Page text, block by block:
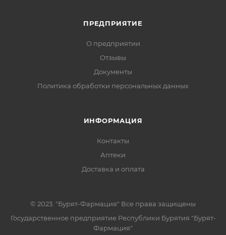
ПРЕДПРИЯТИЕ
О предприятии
Отзывы
Документы
Политика обработки персональных данных
ИНФОРМАЦИЯ
Контакты
Аптеки
Доставка и оплата
© 2023. "Бурят-Фармация" Все права защищены
Государственное предприятие Республики Бурятия "Бурят-
Фармация"